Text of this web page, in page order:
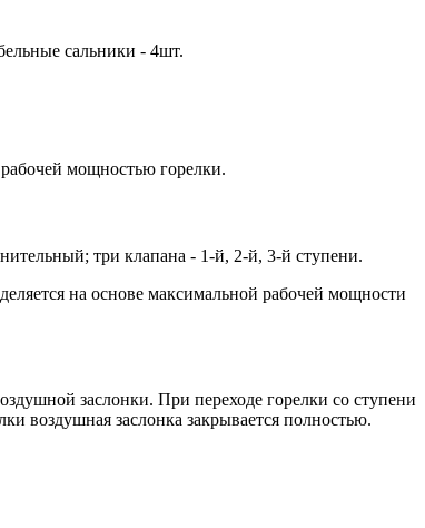
сальники - 4шт.
мощностью горелки.
три клапана - 1-й, 2-й, 3-й ступени.
на основе максимальной рабочей мощности
заслонки. При переходе горелки со ступени
воздушная заслонка закрывается полностью.